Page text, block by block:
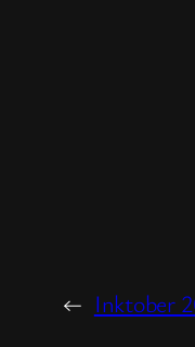
← Inktober